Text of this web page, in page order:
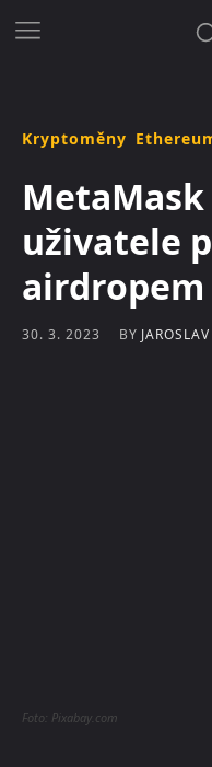
Kryptoměny
uživatele
airdropem
30. 3. 2023 BY
Foto: Pixabay.com